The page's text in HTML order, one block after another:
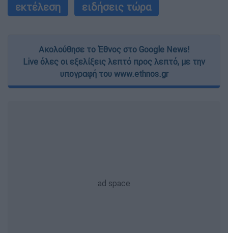
εκτέλεση
ειδήσεις τώρα
Ακολούθησε το Έθνος στο Google News!
Live όλες οι εξελίξεις λεπτό προς λεπτό, με την
υπογραφή του www.ethnos.gr